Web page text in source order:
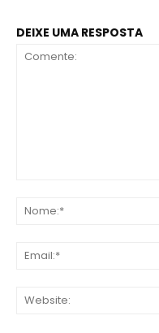
DEIXE UMA RESPOSTA